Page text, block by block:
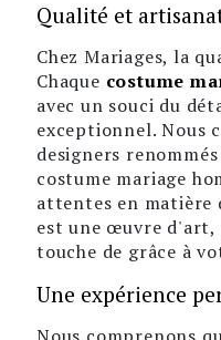
Qualité et
Chez Mariages, la
Chaque costume
avec un souci du
exceptionnel. Nous
designers
costume mariage
attentes en matière
est une œuvre d'art,
touche de grâce à
Une expérience